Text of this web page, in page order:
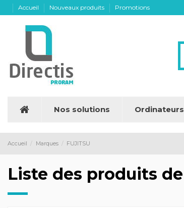
Accueil Nouveaux produits Promotions
Nos solutions Ordinateurs
Accueil Marques FUJITSU
Liste des produits